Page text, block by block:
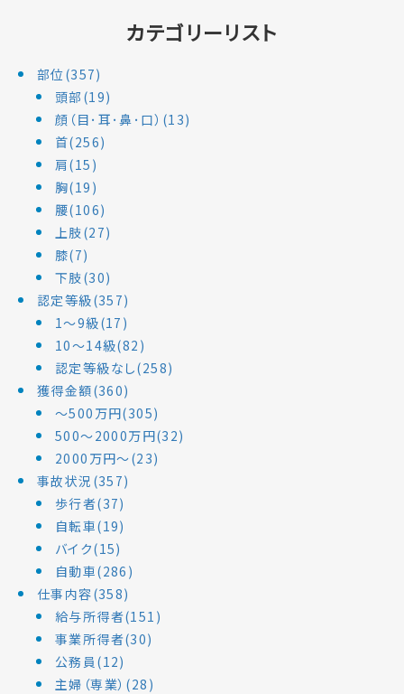
カテゴリーリスト
部位(357)
頭部(19)
顔（目･耳･鼻･口）(13)
首(256)
肩(15)
胸(19)
腰(106)
上肢(27)
膝(7)
下肢(30)
認定等級(357)
1～9級(17)
10～14級(82)
認定等級なし(258)
獲得金額(360)
～500万円(305)
500～2000万円(32)
2000万円～(23)
事故状況(357)
歩行者(37)
自転車(19)
バイク(15)
自動車(286)
仕事内容(358)
給与所得者(151)
事業所得者(30)
公務員(12)
主婦（専業）(28)